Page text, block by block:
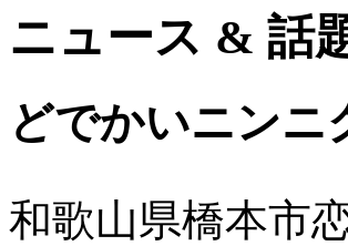
ニュース & 話
どでかいニンニ
和歌山県橋本市